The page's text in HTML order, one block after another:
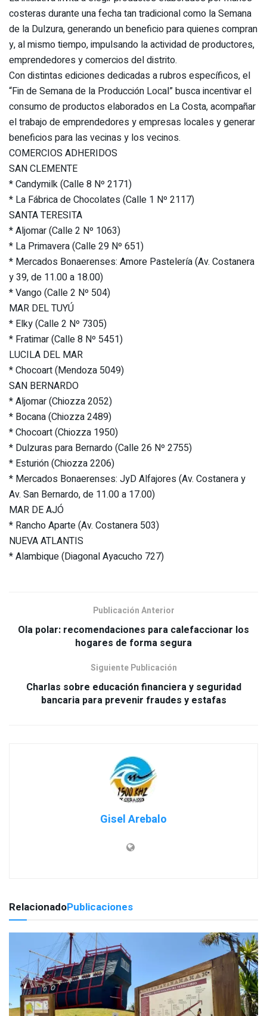
costeras durante una fecha tan tradicional como la Semana
de la Dulzura, generando un beneficio para quienes compran
y, al mismo tiempo, impulsando la actividad de productores,
emprendedores y comercios del distrito.
Con distintas ediciones dedicadas a rubros específicos, el
“Fin de Semana de la Producción Local” busca incentivar el
consumo de productos elaborados en La Costa, acompañar
el trabajo de emprendedores y empresas locales y generar
beneficios para las vecinas y los vecinos.
COMERCIOS ADHERIDOS
SAN CLEMENTE
* Candymilk (Calle 8 Nº 2171)
* La Fábrica de Chocolates (Calle 1 Nº 2117)
SANTA TERESITA
* Aljomar (Calle 2 Nº 1063)
* La Primavera (Calle 29 Nº 651)
* Mercados Bonaerenses: Amore Pastelería (Av. Costanera
y 39, de 11.00 a 18.00)
* Vango (Calle 2 Nº 504)
MAR DEL TUYÚ
* Elky (Calle 2 Nº 7305)
* Fratimar (Calle 8 Nº 5451)
LUCILA DEL MAR
* Chocoart (Mendoza 5049)
SAN BERNARDO
* Aljomar (Chiozza 2052)
* Bocana (Chiozza 2489)
* Chocoart (Chiozza 1950)
* Dulzuras para Bernardo (Calle 26 Nº 2755)
* Esturión (Chiozza 2206)
* Mercados Bonaerenses: JyD Alfajores (Av. Costanera y
Av. San Bernardo, de 11.00 a 17.00)
MAR DE AJÓ
* Rancho Aparte (Av. Costanera 503)
NUEVA ATLANTIS
* Alambique (Diagonal Ayacucho 727)
Publicación Anterior
Ola polar: recomendaciones para calefaccionar los
hogares de forma segura
Siguiente Publicación
Charlas sobre educación financiera y seguridad
bancaria para prevenir fraudes y estafas
Gisel Arebalo
RelacionadoPublicaciones